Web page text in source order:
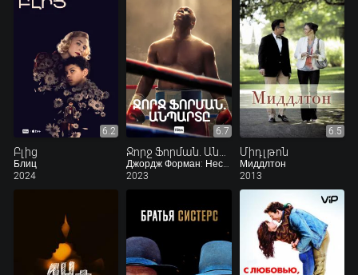
6.2
Բլից
Блиц
2024
6.7
2023
6.5
Միդլթոն
Миддлтон
2013